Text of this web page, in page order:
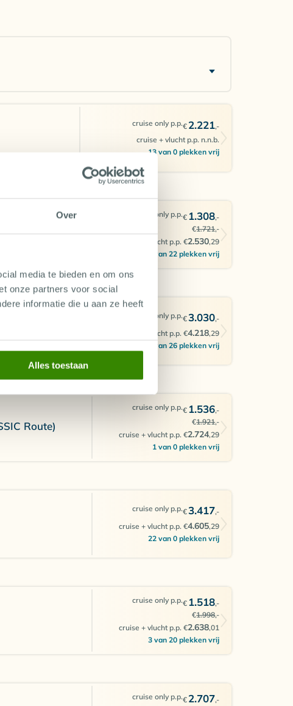
Over
media te bieden en om ons
onze partners voor social
informatie die u aan ze heeft
Alles toestaan
cruise only p.p.€ 2.221,-
cruise + vlucht p.p. n.n.b.
13 van 0 plekken vrij
cruise only p.p.€ 1.308,-
€1.721,-
cruise + vlucht p.p. €2.530,29
8 van 22 plekken vrij
cruise only p.p.€3.030,-
cruise + vlucht p.p. €4.218,29
4 van 26 plekken vrij
Route)
cruise only p.p.€ 1.536,-
€1.921,-
cruise + vlucht p.p. €2.724,29
1 van 0 plekken vrij
cruise only p.p.€3.417,-
cruise + vlucht p.p. €4.605,29
22 van 0 plekken vrij
cruise only p.p.€ 1.518,-
€1.998,-
cruise + vlucht p.p. €2.638,01
3 van 20 plekken vrij
cruise only p.p.€ 2.707,-